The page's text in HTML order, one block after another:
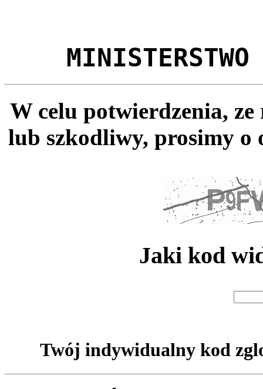
MINISTERSTWO
W celu potwierdzenia,
lub szkodliwy, prosimy o
Jaki kod
Twój indywidualny kod